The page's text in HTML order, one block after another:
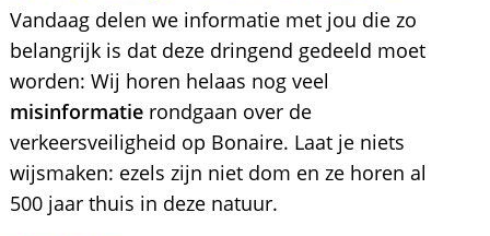
Vandaag delen we informatie met jou die zo
belangrijk is dat deze dringend gedeeld moet
worden: Wij horen helaas nog veel
misinformatierondgaan over de
verkeersveiligheid op Bonaire. Laat je niets
wijsmaken: ezels zijn niet dom en ze horen al
500 jaar thuis in deze natuur.